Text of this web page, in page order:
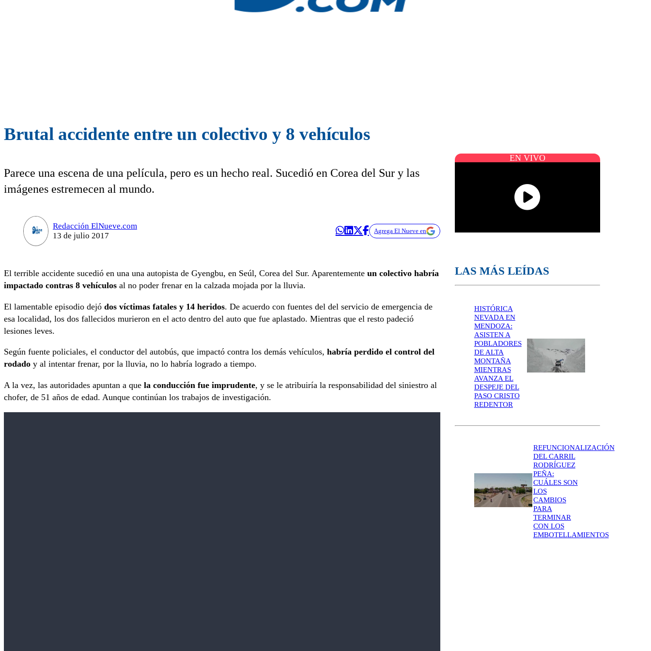
Brutal accidente entre un colectivo y 8 vehículos
Parece una escena de una película, pero es un hecho real. Sucedió en Corea del Sur y las
imágenes estremecen al mundo.
Redacción ElNueve.com
13 de julio 2017
Agrega El Nueve en
El terrible accidente sucedió en una una autopista de Gyengbu, en Seúl, Corea del Sur. Aparentemente un colectivo habría
impactado contras 8 vehículos al no poder frenar en la calzada mojada por la lluvia.
El lamentable episodio dejó dos víctimas fatales y 14 heridos. De acuerdo con fuentes del del servicio de emergencia de
esa localidad, los dos fallecidos murieron en el acto dentro del auto que fue aplastado. Mientras que el resto padeció
lesiones leves.
Según fuente policiales, el conductor del autobús, que impactó contra los demás vehículos, habría perdido el control del
rodado y al intentar frenar, por la lluvia, no lo habría logrado a tiempo.
A la vez, las autoridades apuntan a que la conducción fue imprudente, y se le atribuiría la responsabilidad del siniestro al
chofer, de 51 años de edad. Aunque continúan los trabajos de investigación.
EN VIVO
LAS MÁS LEÍDAS
HISTÓRICA
NEVADA EN
MENDOZA:
ASISTEN A
POBLADORES
DE ALTA
MONTAÑA
MIENTRAS
AVANZA EL
DESPEJE DEL
PASO CRISTO
REDENTOR
REFUNCIONALIZACIÓN
DEL CARRIL
RODRÍGUEZ
PEÑA:
CUÁLES SON
LOS
CAMBIOS
PARA
TERMINAR
CON LOS
EMBOTELLAMIENTOS